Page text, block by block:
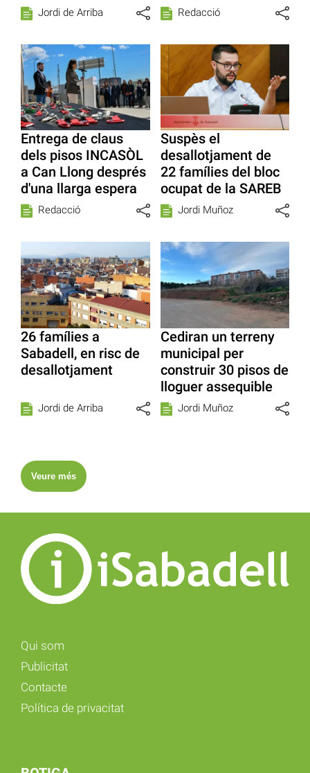
Jordi de Arriba Redacció
Entrega de claus
dels pisos INCASÒL
a Can Llong després
d'una llarga espera
Redacció
Suspès el
desallotjament de
22 famílies del bloc
ocupat de la SAREB
Jordi Muñoz
26 famílies a
Sabadell, en risc de
desallotjament
Jordi de Arriba
Cediran un terreny
municipal per
construir 30 pisos de
lloguer assequible
Jordi Muñoz
Veure més
Qui som
Publicitat
Contacte
Política de privacitat